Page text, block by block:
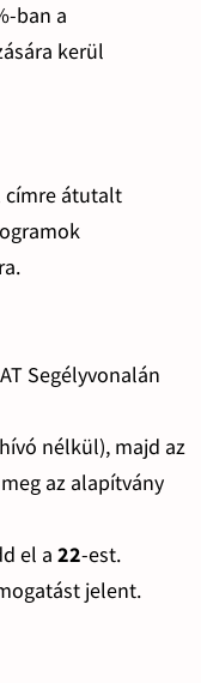
ban a
kerül
címre átutalt
Segélyvonalán
nélkül), majd az
az alapítvány
el a 22-est.
jelent.